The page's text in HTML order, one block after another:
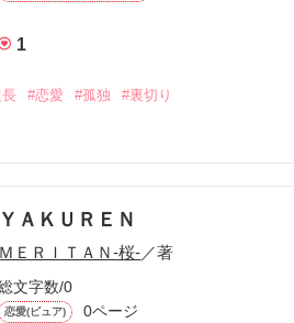
1
#恋愛 #孤独 #裏切り
すが多めに見ていただくとありがたいです
りますが苦手な方はUターン♪
さい！
ＹＡＫＵＲＥＮ
ＭＥＲＩＴＡＮ-桜-／著
文字数/0
恋愛(ピュア) 0ページ